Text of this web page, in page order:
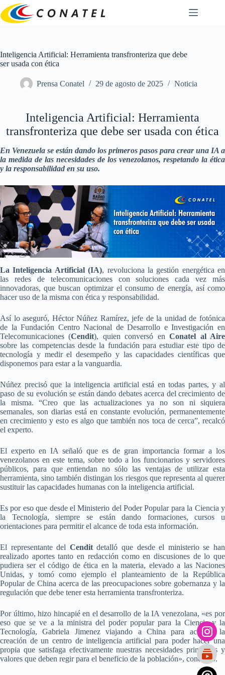
Saltar
al
contenido
Inteligencia Artificial: Herramienta transfronteriza que debe
ser usada con ética
Prensa Conatel 29 de agosto de 2025 Noticia
Inteligencia Artificial: Herramienta
transfronteriza que debe ser usada con ética
En Venezuela se están dando los primeros pasos para crear una IA a
la medida de las necesidades de los venezolanos, respetando la ética
y la responsabilidad en su uso.
La Inteligencia Artificial (IA), revoluciona la gestión energética en
las redes de telecomunicaciones con soluciones cada vez más
innovadoras, que buscan optimizar el consumo de energía, así como
hacer uso de la misma con ética y responsabilidad.
Así lo aseguró, Héctor Núñez Ramírez, jefe de la unidad de fotónica
de la Fundación Centro Nacional de Desarrollo e Investigación en
Telecomunicaciones (Cendit), quien conversó enConatel al Aire
sobre las competencias desde la fundación para estudiar este tipo de
tecnología y medir el desempeño y las capacidades científicas que
disponemos para estar a la vanguardia.
Núñez precisó que la inteligencia artificial está en todas partes, y al
paso de su evolución se están dando debates acerca del crecimiento de
la misma. “Creo que las actualizaciones ya no son ni siquiera
semanales, son diarias está en constante evolución, permanentemente
en crecimiento y esto es algo que también nos toca de cerca”, recalcó
el experto.
El experto en IA señaló que es de gran importancia formar a los
venezolanos en este tema, sobre todo a los funcionarios y servidores
públicos, para que entiendan no sólo las ventajas de utilizar esta
herramienta, sino también distingan los riesgos que representa al querer
sustituir las capacidades humanas con la inteligencia artificial.
Es por eso que desde el Ministerio del Poder Popular para la Ciencia y
la Tecnología, siempre se están dando formaciones, cursos u
orientaciones para permitir el alcance de toda esta información.
El representante del Cenditdetalló que desde el ministerio se han
realizado aportes tanto en redacción como en discusiones de lo que
pudiera ser el código de ética en la materia, elevado a las Naciones
Unidas, y tomó como ejemplo el planteamiento de la República
Popular de China acerca de las preocupaciones sobre gobernanza y la
regulación que debe tener esta herramienta transfronteriza.
Por último, hizo hincapié en el desarrollo de la IA venezolana, «es por
eso que se ve a la ministra del poder popular para la Ciencia y la
Tecnología, Gabriela Jimenez viajando a China para acelerar la
creación de un centro de inteligencia artificial para poder hacer una
propia que satisfaga efectivamente nuestras necesidades principios y
valores que deben regir para el beneficio de la población», concluyó.